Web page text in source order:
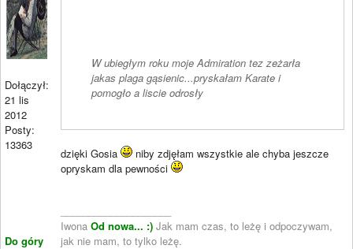
Dołączył:
21 lis
2012
Posty:
13363
Do góry
W ubiegłym roku moje Admiration tez zeżarła
jakas plaga gąsienic...pryskałam Karate i
pomogło a liscie odrosły
dzięki Gosia
niby zdjęłam wszystkie ale chyba jeszcze
opryskam dla pewności
Iwona Od nowa... :) Jak mam czas, to leżę i odpoczywam,
jak nie mam, to tylko leżę.